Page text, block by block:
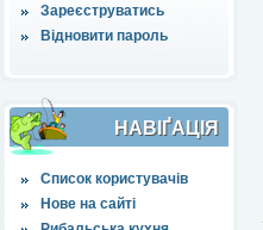
Зареєструватись
Відновити пароль
НАВІҐАЦІЯ
Список користувачів
Нове на сайті